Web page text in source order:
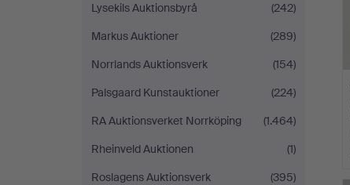
Lysekils Auktionsbyrå
(242)
Markus Auktioner
(289)
Norrlands Auktionsverk
(154)
Palsgaard Kunstauktioner
(224)
RA Auktionsverket Norrköping
(1.464)
Rheinveld Auktionen
(1)
Roslagens Auktionsverk
(395)